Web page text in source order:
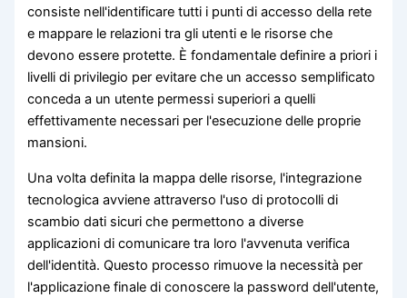
consiste nell'identificare tutti i punti di accesso della rete
e mappare le relazioni tra gli utenti e le risorse che
devono essere protette. È fondamentale definire a priori i
livelli di privilegio per evitare che un accesso semplificato
conceda a un utente permessi superiori a quelli
effettivamente necessari per l'esecuzione delle proprie
mansioni.
Una volta definita la mappa delle risorse, l'integrazione
tecnologica avviene attraverso l'uso di protocolli di
scambio dati sicuri che permettono a diverse
applicazioni di comunicare tra loro l'avvenuta verifica
dell'identità. Questo processo rimuove la necessità per
l'applicazione finale di conoscere la password dell'utente,